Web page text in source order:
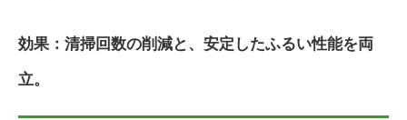
効果：清掃回数の削減と、安定したふるい性能を両
立。